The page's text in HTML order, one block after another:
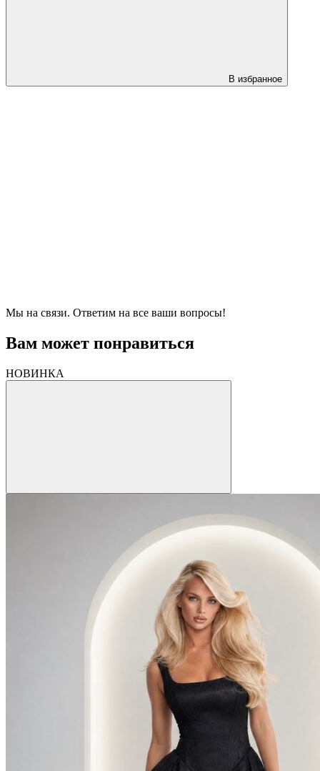
В избранное
Мы на связи. Ответим на все ваши вопросы!
Вам может понравиться
НОВИНКА